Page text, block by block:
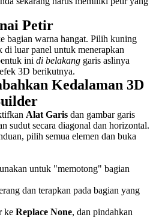
Petir
bagian warna hangat. Pilih kuning
luar panel untuk menerapkan
ini di belakang garis aslinya
3D berikutnya.
Kedalaman 3D
Alat Garis dan gambar garis
sudut secara diagonal dan horizontal.
pilih semua elemen dan buka
untuk "memotong" bagian
dan terapkan pada bagian yang
ke Replace None, dan pindahkan